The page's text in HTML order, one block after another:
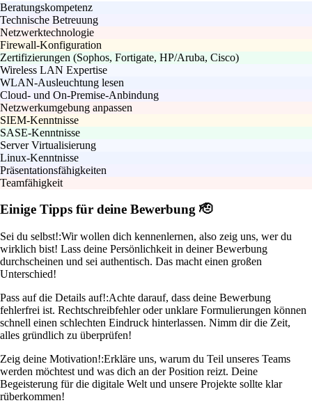
Beratungskompetenz
Technische Betreuung
Netzwerktechnologie
Firewall-Konfiguration
Zertifizierungen (Sophos, Fortigate, HP/Aruba, Cisco)
Wireless LAN Expertise
WLAN-Ausleuchtung lesen
Cloud- und On-Premise-Anbindung
Netzwerkumgebung anpassen
SIEM-Kenntnisse
SASE-Kenntnisse
Server Virtualisierung
Linux-Kenntnisse
Präsentationsfähigkeiten
Teamfähigkeit
Einige Tipps für deine Bewerbung 🫡
Sei du selbst!:Wir wollen dich kennenlernen, also zeig uns, wer du
wirklich bist! Lass deine Persönlichkeit in deiner Bewerbung
durchscheinen und sei authentisch. Das macht einen großen
Unterschied!
Pass auf die Details auf!:Achte darauf, dass deine Bewerbung
fehlerfrei ist. Rechtschreibfehler oder unklare Formulierungen können
schnell einen schlechten Eindruck hinterlassen. Nimm dir die Zeit,
alles gründlich zu überprüfen!
Zeig deine Motivation!:Erkläre uns, warum du Teil unseres Teams
werden möchtest und was dich an der Position reizt. Deine
Begeisterung für die digitale Welt und unsere Projekte sollte klar
rüberkommen!